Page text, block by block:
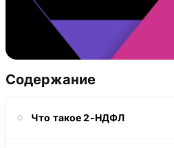
Содержание
Что такое 2-НДФЛ